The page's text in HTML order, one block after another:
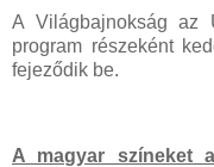
A Világbajnokság az
program részeként
fejeződik be.
A magyar színeket